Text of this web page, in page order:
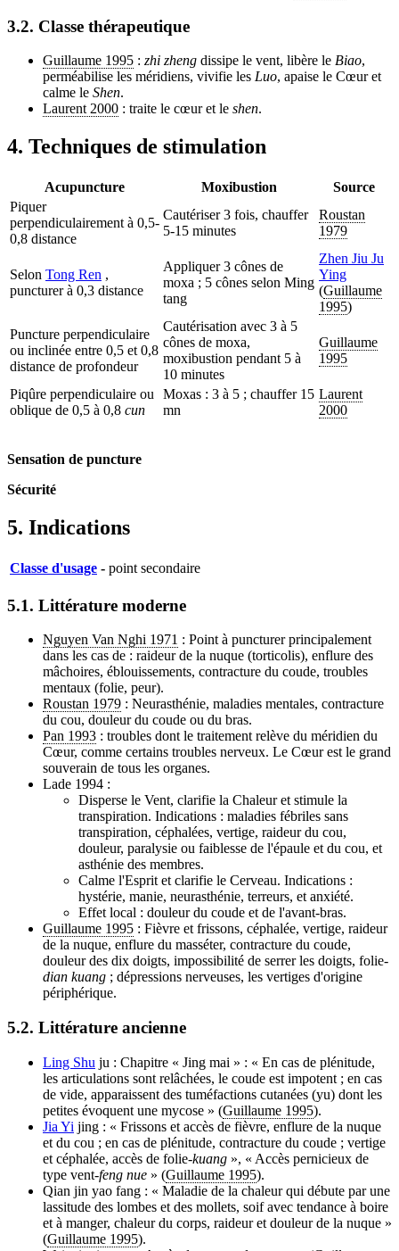
3.2. Classe thérapeutique
Guillaume 1995 : zhi zheng dissipe le vent, libère le Biao,
perméabilise les méridiens, vivifie les Luo, apaise le Cœur et
calme le Shen.
Laurent 2000 : traite le cœur et le shen.
4. Techniques de stimulation
Acupuncture Moxibustion
Source
Piquer
perpendiculairement à 0,5-
0,8 distance
Cautériser 3 fois, chauffer
5-15 minutes
Roustan
1979
Selon Tong Ren ,
puncturer à 0,3 distance
Appliquer 3 cônes de
moxa ; 5 cônes selon Ming
tang
Zhen Jiu Ju
Ying
(Guillaume
1995)
Puncture perpendiculaire
ou inclinée entre 0,5 et 0,8
distance de profondeur
Cautérisation avec 3 à 5
cônes de moxa,
moxibustion pendant 5 à
10 minutes
Guillaume
1995
Piqûre perpendiculaire ou
oblique de 0,5 à 0,8 cun
Moxas : 3 à 5 ; chauffer 15
mn
Laurent
2000
Sensation de puncture
Sécurité
5. Indications
Classe d'usage - point secondaire
5.1. Littérature moderne
Nguyen Van Nghi 1971 : Point à puncturer principalement
dans les cas de : raideur de la nuque (torticolis), enflure des
mâchoires, éblouissements, contracture du coude, troubles
mentaux (folie, peur).
Roustan 1979 : Neurasthénie, maladies mentales, contracture
du cou, douleur du coude ou du bras.
Pan 1993 : troubles dont le traitement relève du méridien du
Cœur, comme certains troubles nerveux. Le Cœur est le grand
souverain de tous les organes.
Lade 1994 :
Disperse le Vent, clarifie la Chaleur et stimule la
transpiration. Indications : maladies fébriles sans
transpiration, céphalées, vertige, raideur du cou,
douleur, paralysie ou faiblesse de l'épaule et du cou, et
asthénie des membres.
Calme l'Esprit et clarifie le Cerveau. Indications :
hystérie, manie, neurasthénie, terreurs, et anxiété.
Effet local : douleur du coude et de l'avant-bras.
Guillaume 1995 : Fièvre et frissons, céphalée, vertige, raideur
de la nuque, enflure du masséter, contracture du coude,
douleur des dix doigts, impossibilité de serrer les doigts, folie-
dian kuang ; dépressions nerveuses, les vertiges d'origine
périphérique.
5.2. Littérature ancienne
Ling Shu ju : Chapitre « Jing mai » : « En cas de plénitude,
les articulations sont relâchées, le coude est impotent ; en cas
de vide, apparaissent des tuméfactions cutanées (yu) dont les
petites évoquent une mycose » (Guillaume 1995).
Jia Yi jing : « Frissons et accès de fièvre, enflure de la nuque
et du cou ; en cas de plénitude, contracture du coude ; vertige
et céphalée, accès de folie-kuang », « Accès pernicieux de
type vent-feng nue » (Guillaume 1995).
Qian jin yao fang : « Maladie de la chaleur qui débute par une
lassitude des lombes et des mollets, soif avec tendance à boire
et à manger, chaleur du corps, raideur et douleur de la nuque »
(Guillaume 1995).